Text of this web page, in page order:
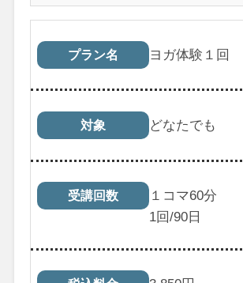
プラン名 ヨガ体験１回
対象 どなたでも
受講回数
１コマ60分
1回/90日